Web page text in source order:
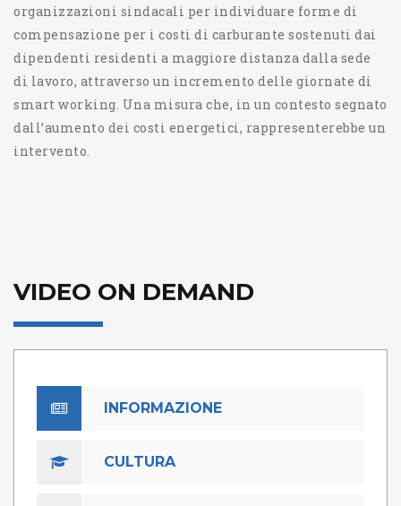
organizzazioni sindacali per individuare forme di
compensazione per i costi di carburante sostenuti dai
dipendenti residenti a maggiore distanza dalla sede
di lavoro, attraverso un incremento delle giornate di
smart working. Una misura che, in un contesto segnato
dall’aumento dei costi energetici, rappresenterebbe un
intervento.
VIDEO ON DEMAND
INFORMAZIONE
CULTURA